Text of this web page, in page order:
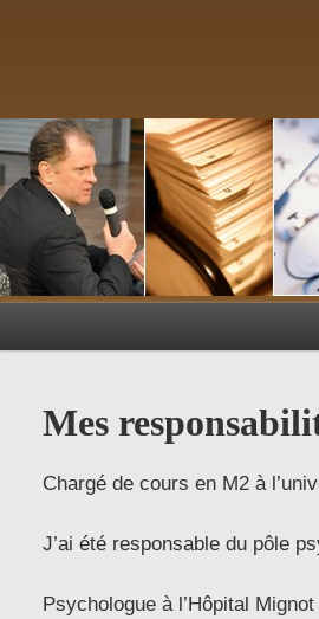
Mes
Chargé de cours en M2 à
J’ai été responsable du pôle
Psychologue à l’Hôpital